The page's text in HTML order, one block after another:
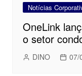
Notícias
OneLink
o setor
DINO 07/